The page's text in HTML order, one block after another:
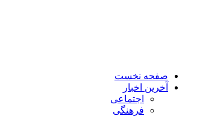
صفحه نخست
آخرین اخبار
اجتماعی
فرهنگی